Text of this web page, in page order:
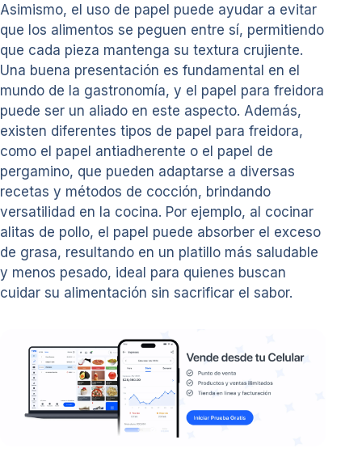
Asimismo, el uso de papel puede ayudar a evitar
que los alimentos se peguen entre sí, permitiendo
que cada pieza mantenga su textura crujiente.
Una buena presentación es fundamental en el
mundo de la gastronomía, y el papel para freidora
puede ser un aliado en este aspecto. Además,
existen diferentes tipos de papel para freidora,
como el papel antiadherente o el papel de
pergamino, que pueden adaptarse a diversas
recetas y métodos de cocción, brindando
versatilidad en la cocina. Por ejemplo, al cocinar
alitas de pollo, el papel puede absorber el exceso
de grasa, resultando en un platillo más saludable
y menos pesado, ideal para quienes buscan
cuidar su alimentación sin sacrificar el sabor.